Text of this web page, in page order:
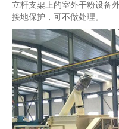
立杆支架上的室外干粉设备
接地保护，可不做处理。